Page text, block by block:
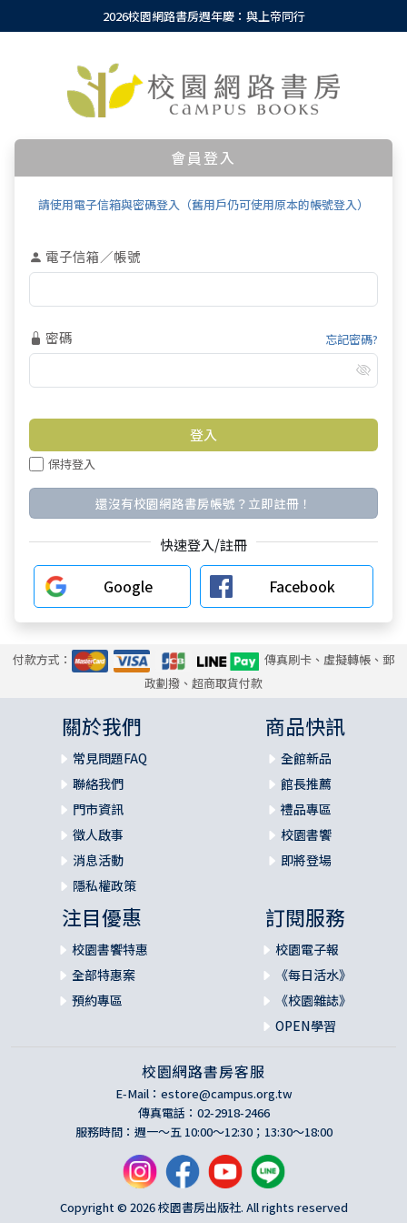
2026校園網路書房週年慶：與上帝同行
會員登入
請使用電子信箱與密碼登入（舊用戶仍可使用原本的帳號登入）
電子信箱／帳號
密碼 忘記密碼?
保持登入
還沒有校園網路書房帳號？立即註冊！
快速登入/註冊
Google Facebook
付款方式：
傳真刷卡、虛擬轉帳、郵
政劃撥、超商取貨付款
關於我們
常見問題FAQ
聯絡我們
門市資訊
徵人啟事
消息活動
隱私權政策
商品快訊
全館新品
館長推薦
禮品專區
校園書饗
即將登場
注目優惠
校園書饗特惠
全部特惠案
預約專區
訂閱服務
校園電子報
《每日活水》
《校園雜誌》
OPEN學習
校園網路書房客服
E-Mail： estore@campus.org.tw
傳真電話：02-2918-2466
服務時間：週一～五 10:00～12:30；13:30～18:00
Copyright © 2026 校園書房出版社. All rights reserved